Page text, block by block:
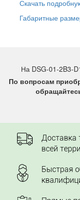
Скачать
Габаритные
На DSG-01-2B3-
По вопросам
Доставка
всей
Быстрая